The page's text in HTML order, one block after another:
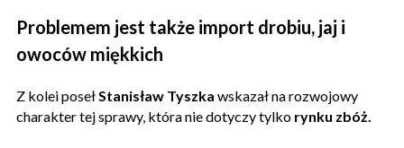
Problemem jest także import drobiu, jaj i
owoców miękkich
Z kolei poseł Stanisław Tyszka wskazał na rozwojowy
charakter tej sprawy, która nie dotyczy tylko rynku zbóż.